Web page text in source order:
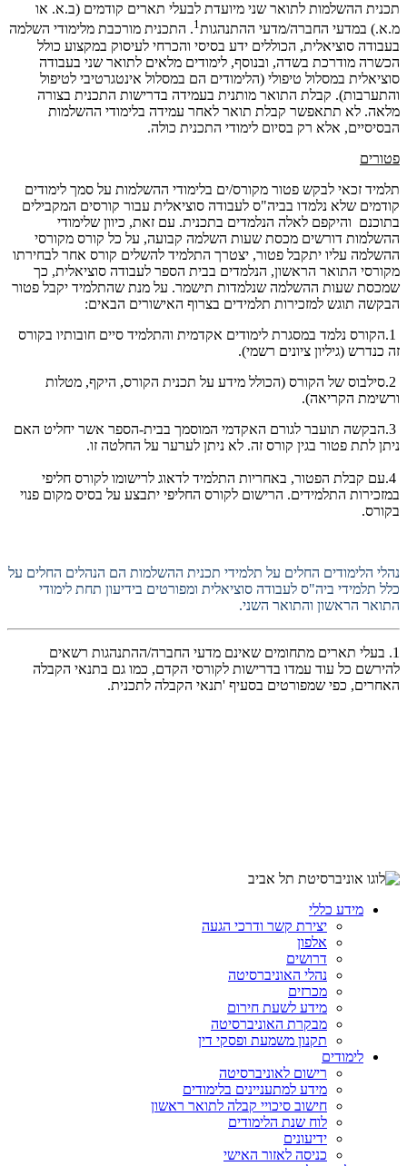
תכנית ההשלמות לתואר שני מיועדת לבעלי תארים קודמים (ב.א. או
מ.א.) במדעי החברה/מדעי ההתנהגות1. התכנית מורכבת מלימודי השלמה
בעבודה סוציאלית, הכוללים ידע בסיסי והכרחי לעיסוק במקצוע כולל
הכשרה מודרכת בשדה, ובנוסף, לימודים מלאים לתואר שני בעבודה
סוציאלית במסלול טיפולי (הלימודים הם במסלול אינטגרטיבי לטיפול
והתערבות). קבלת התואר מותנית בעמידה בדרישות התכנית בצורה
מלאה. לא תתאפשר קבלת תואר לאחר עמידה בלימודי ההשלמות
הבסיסיים, אלא רק בסיום לימודי התכנית כולה.
פטורים
תלמיד זכאי לבקש פטור מקורס/ים בלימודי ההשלמות על סמך לימודים
קודמים שלא נלמדו בביה"ס לעבודה סוציאלית עבור קורסים המקבילים
בתוכנם והיקפם לאלה הנלמדים בתכנית. עם זאת, כיוון שלימודי
ההשלמות דורשים מכסת שעות השלמה קבועה, על כל קורס מקורסי
ההשלמה עליו יתקבל פטור, יצטרך התלמיד להשלים קורס אחר לבחירתו
מקורסי התואר הראשון, הנלמדים בבית הספר לעבודה סוציאלית, כך
שמכסת שעות ההשלמה שנלמדות תישמר. על מנת שהתלמיד יקבל פטור
הבקשה תוגש למזכירות תלמידים בצרוף האישורים הבאים:
1.הקורס נלמד במסגרת לימודים אקדמית והתלמיד סיים חובותיו בקורס
זה כנדרש (גיליון ציונים רשמי).
2.סילבוס של הקורס (הכולל מידע על תכנית הקורס, היקף, מטלות
ורשימת הקריאה).
3.הבקשה תועבר לגורם האקדמי המוסמך בבית-הספר אשר יחליט האם
ניתן לתת פטור בגין קורס זה. לא ניתן לערער על החלטה זו.
4.עם קבלת הפטור, באחריות התלמיד לדאוג לרישומו לקורס חליפי
במזכירות התלמידים. הרישום לקורס החליפי יתבצע על בסיס מקום פנוי
בקורס.
נהלי הלימודים החלים על תלמידי תכנית ההשלמות הם הנהלים החלים על
כלל תלמידי ביה"ס לעבודה סוציאלית ומפורטים בידיעון תחת לימודי
התואר הראשון והתואר השני.
1. בעלי תארים מתחומים שאינם מדעי החברה/ההתנהגות רשאים
להירשם כל עוד עמדו בדרישות לקורסי הקדם, כמו גם בתנאי הקבלה
האחרים, כפי שמפורטים בסעיף 'תנאי הקבלה לתכנית.
מידע כללי
יצירת קשר ודרכי הגעה
אלפון
דרושים
נהלי האוניברסיטה
מכרזים
מידע לשעת חירום
מבקרת האוניברסיטה
תקנון משמעת ופסקי דין
לימודים
רישום לאוניברסיטה
מידע למתעניינים בלימודים
חישוב סיכויי קבלה לתואר ראשון
לוח שנת הלימודים
ידיעונים
כניסה לאזור האישי